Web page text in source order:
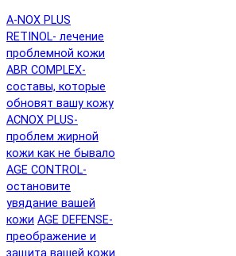
A-NOX PLUS
RETINOL- лечение
проблемной кожи
ABR COMPLEX-
составы, которые
обновят вашу кожу
ACNOX PLUS-
проблем жирной
кожи как не бывало
AGE CONTROL-
остановите
увядание вашей
кожи AGE DEFENSE-
преображение и
защита вашей кожи